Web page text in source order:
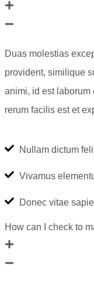
Duas molestias
provident, similique
animi, id est laborum
rerum facilis est et
Nullam dictum
Vivamus
Donec vitae
How can I check to